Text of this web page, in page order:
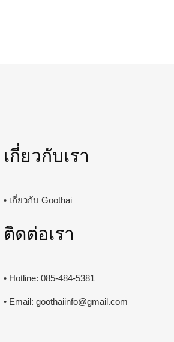
เกี่ยวกับเรา
• เกี่ยวกับ Goothai
ติดต่อเรา
• Hotline: 085-484-5381
• Email: goothaiinfo@gmail.com